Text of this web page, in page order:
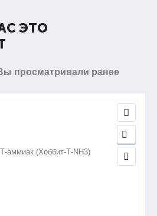
ЭТО
просматривали ранее
аммиак (Хоббит-Т-NH3)